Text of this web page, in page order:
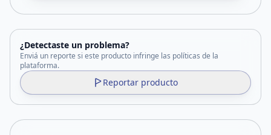
¿Detectaste un problema?
Enviá un reporte si este producto infringe las políticas de la
plataforma.
Reportar producto